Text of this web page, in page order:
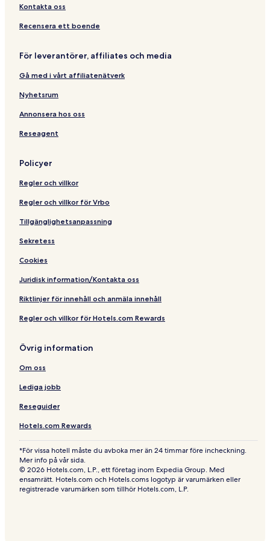
W
f
T
a
T
a
-
y
a
m
a
lo
t
Kontakta oss
Recensera ett boende
För leverantörer, affiliates och media
Gå med i vårt affiliatenätverk
Nyhetsrum
Annonsera hos oss
Reseagent
Policyer
Regler och villkor
Regler och villkor för Vrbo
Tillgänglighetsanpassning
Sekretess
Cookies
Juridisk information/Kontakta oss
Riktlinjer för innehåll och anmäla innehåll
Regler och villkor för Hotels.com Rewards
Övrig information
Om oss
Lediga jobb
Reseguider
Hotels.com Rewards
*För vissa hotell måste du avboka mer än 24 timmar före incheckning.
Mer info på vår sida.
© 2026 Hotels.com, L.P., ett företag inom Expedia Group. Med
ensamrätt. Hotels.com och Hotels.coms logotyp är varumärken eller
registrerade varumärken som tillhör Hotels.com, L.P.